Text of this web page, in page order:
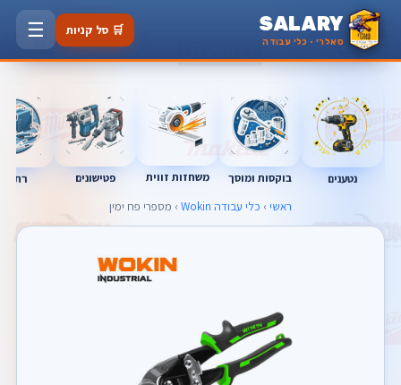
SALARY
סאלרי · כלי עבודה
🛒 סל קניות ☰
נטענים בוקסות ומוסך משחזות זווית פטישונים
ראשי › כלי עבודה Wokin › מספרי פח ימין